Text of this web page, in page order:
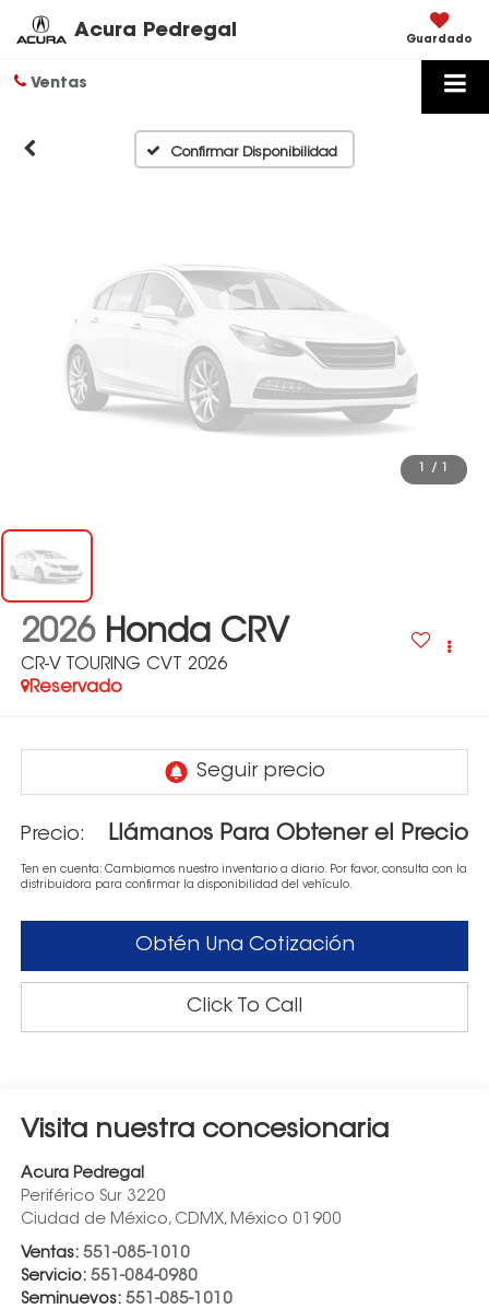
Acura Pedregal Guardado
Ventas
Confirmar Disponibilidad
Disponibles
Por favor, revise luego
/
2026 Honda CRV
CR-V TOURING CVT 2026
Reservado
Precio: Llámanos Para Obtener el Precio
Ten en cuenta: Cambiamos nuestro inventario a diario. Por favor, consulta con la
distribuidora para confirmar la disponibilidad del vehículo.
Obtén Una Cotización
Click To Call
Visita nuestra concesionaria
Acura Pedregal
Periférico Sur 3220
Ciudad de México, CDMX, México 01900
Ventas: 551-085-1010
Servicio: 551-084-0980
Seminuevos: 551-085-1010